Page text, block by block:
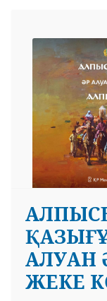
АЛУАН
ЖЕКЕ